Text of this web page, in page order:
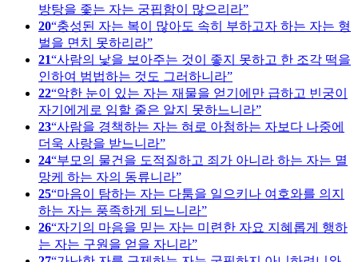
방탕을 좇는 자는 궁핍함이 많으리라
20 충성된 자는 복이 많아도 속히 부하고자 하는 자는 형
벌을 면치 못하리라
21 사람의 낯을 보아주는 것이 좋지 못하고 한 조각 떡을
인하여 범법하는 것도 그러하니라
22 악한 눈이 있는 자는 재물을 얻기에만 급하고 빈궁이
자기에게로 임할 줄은 알지 못하느니라
23 사람을 경책하는 자는 혀로 아첨하는 자보다 나중에
더욱 사랑을 받느니라
24 부모의 물건을 도적질하고 죄가 아니라 하는 자는 멸
망케 하는 자의 동류니라
25 마음이 탐하는 자는 다툼을 일으키나 여호와를 의지
하는 자는 풍족하게 되느니라
26 자기의 마음을 믿는 자는 미련한 자요 지혜롭게 행하
는 자는 구원을 얻을 자니라